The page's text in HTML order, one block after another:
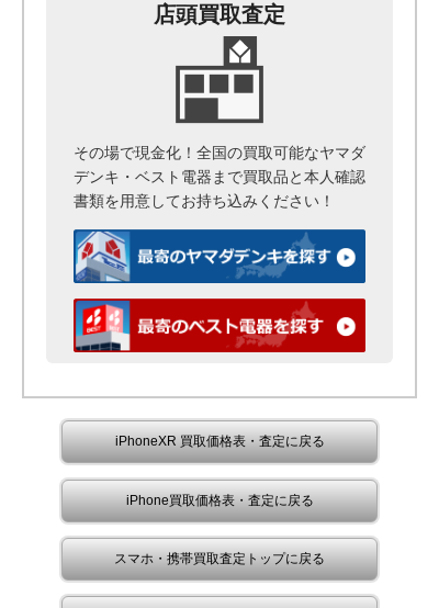
店頭買取査定
その場で現金化！全国の買取可能なヤマダ
デンキ・ベスト電器まで買取品と本人確認
書類を用意してお持ち込みください！
iPhoneXR 買取価格表・査定に戻る
iPhone買取価格表・査定に戻る
スマホ・携帯買取査定トップに戻る